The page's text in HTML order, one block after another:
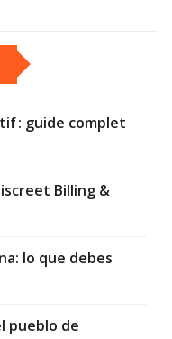
: guide complet
Billing &
lo que debes
pueblo de